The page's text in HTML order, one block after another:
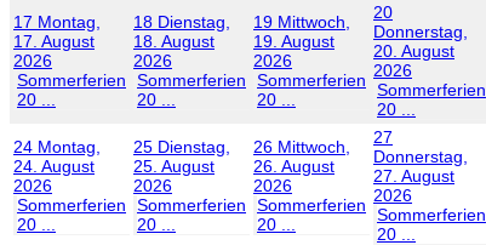
17 Montag,
17. August
2026
Sommerferien
20 ...
18 Dienstag,
18. August
2026
Sommerferien
20 ...
19 Mittwoch,
19. August
2026
Sommerferien
20 ...
20
Donnerstag,
20. August
2026
Sommerferien
20 ...
24 Montag,
24. August
2026
Sommerferien
20 ...
25 Dienstag,
25. August
2026
Sommerferien
20 ...
26 Mittwoch,
26. August
2026
Sommerferien
20 ...
27
Donnerstag,
27. August
2026
Sommerferien
20 ...